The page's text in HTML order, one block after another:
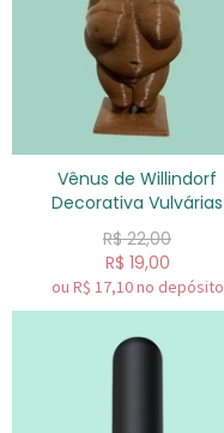
Vênus de Willindorf
Decorativa Vulvárias
R$22,00
R$ 19,00
ou R$ 17,10no depósito